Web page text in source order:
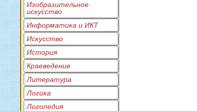
Изобразительное
искусство
Информатика и ИКТ
Искусство
История
Краеведение
Литература
Логика
Логопедия